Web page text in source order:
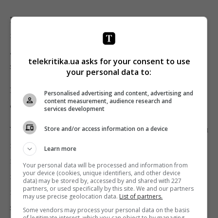
Вибори у жовтні. Я вже говорив, ми запускаємо до
початку політичного сезону, це логічно. Та й взагалі,
дочекаймося жовтня, і кожен зможе побачити,
зроблений проєкт під вибори чи ні.
На які показники ви збираєтеся орієнтуватися,
оцінюючи його успішність?
У нас сформовані редакційні КРІ, але я їх озвучувати
не хочу, це внутрішній документ. Особисто для
мене, як редактора, важливіше не трафік, а
впізнаваність. Для себе я буду оцінювати якість
продукту тим, чи стануть нас цитувати інші медіа,
зуміємо ми принести щось нове у медіаполе чи ні.
telekritika.ua asks for your consent to use
your personal data to:
Personalised advertising and content, advertising and
content measurement, audience research and
services development
Store and/or access information on a device
Learn more
Your personal data will be processed and information from
your device (cookies, unique identifiers, and other device
data) may be stored by, accessed by and shared with 227
partners, or used specifically by this site. We and our partners
may use precise geolocation data. List of partners.
Some vendors may process your personal data on the basis